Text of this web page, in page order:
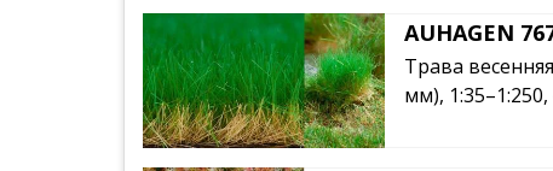
AUHAGEN
Трава
мм),